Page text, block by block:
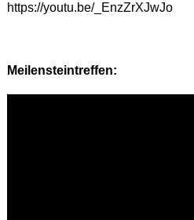
https://youtu.be/_EnzZrXJwJo
Meilensteintreffen: